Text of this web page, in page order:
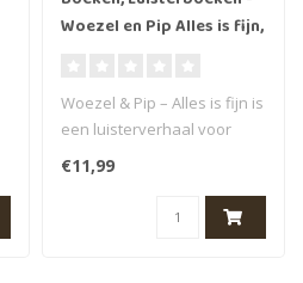
Woezel en Pip Alles is fijn,
Woezel & Pip – Alles is fijn is
een luisterverhaal voor
kinderen van 3 jaar en..
€11,99